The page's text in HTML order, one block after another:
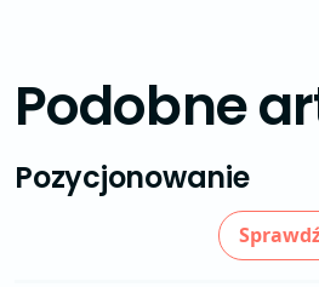
Podobne
Pozycjonowanie